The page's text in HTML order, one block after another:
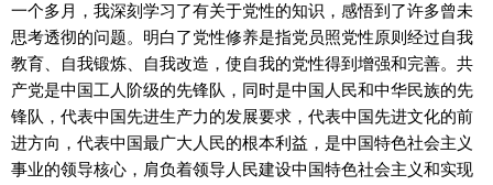
一个多月，我深刻学习了有关于党性的知识，感悟到了许多曾未
思考透彻的问题。明白了党性修养是指党员照党性原则经过自我
教育、自我锻炼、自我改造，使自我的党性得到增强和完善。共
产党是中国工人阶级的先锋队，同时是中国人民和中华民族的先
锋队，代表中国先进生产力的发展要求，代表中国先进文化的前
进方向，代表中国最广大人民的根本利益，是中国特色社会主义
事业的领导核心，肩负着领导人民建设中国特色社会主义和实现